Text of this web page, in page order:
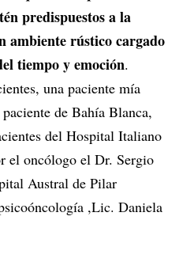
predispuestos a la
ambiente rústico cargado
tiempo y emoción.
una paciente mía
de Bahía Blanca,
del Hospital Italiano
el oncólogo el Dr. Sergio
Austral de Pilar
,Lic. Daniela